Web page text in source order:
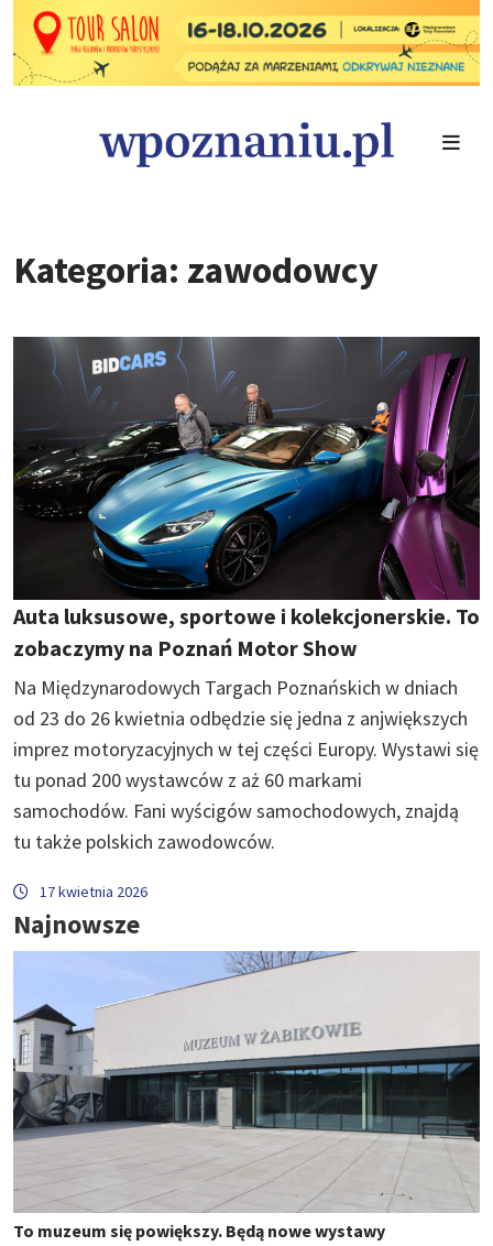
Kategoria: zawodowcy
Auta luksusowe, sportowe i kolekcjonerskie. To
zobaczymy na Poznań Motor Show
Na Międzynarodowych Targach Poznańskich w dniach
od 23 do 26 kwietnia odbędzie się jedna z anjwiększych
imprez motoryzacyjnych w tej części Europy. Wystawi się
tu ponad 200 wystawców z aż 60 markami
samochodów. Fani wyścigów samochodowych, znajdą
tu także polskich zawodowców.
17 kwietnia 2026
Najnowsze
To muzeum się powiększy. Będą nowe wystawy